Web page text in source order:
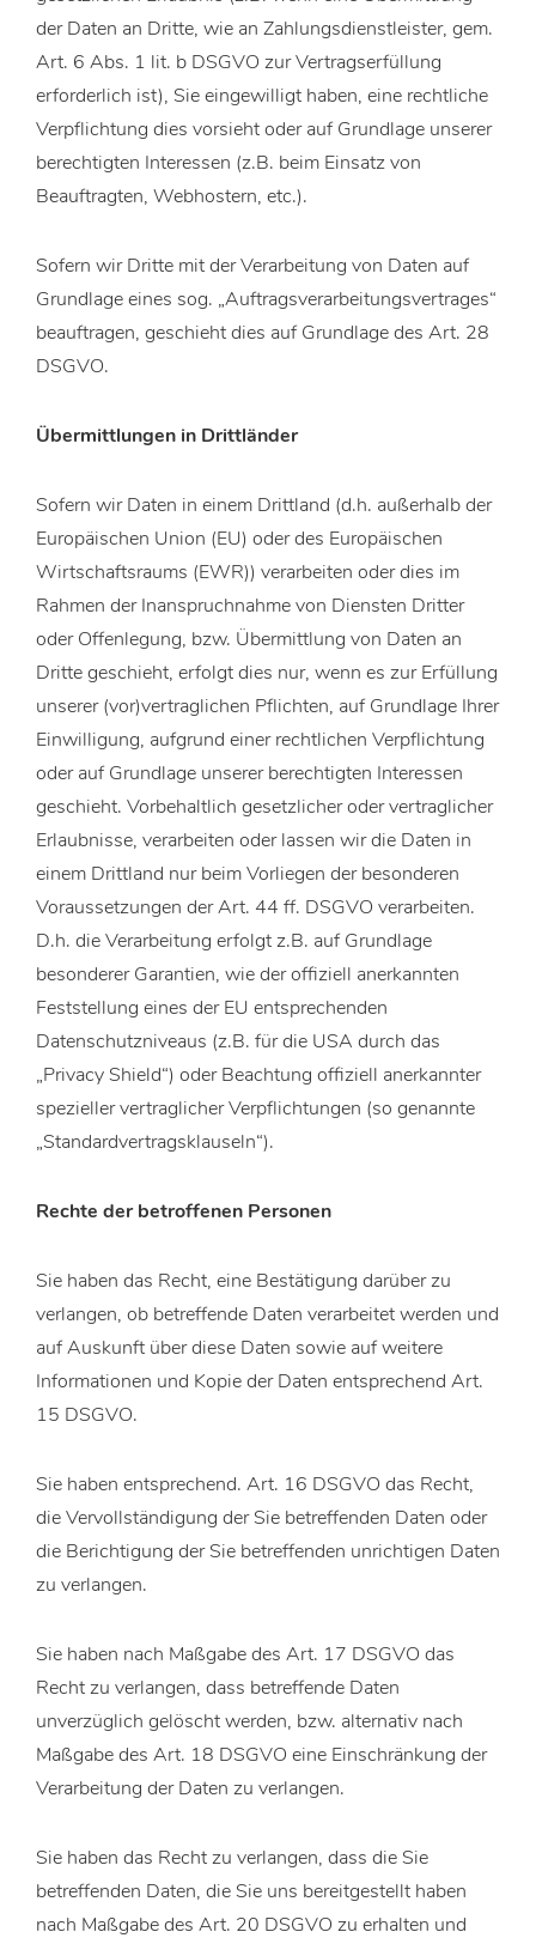
der Daten an Dritte, wie an Zahlungsdienstleister, gem.
Art. 6 Abs. 1 lit. b DSGVO zur Vertragserfüllung
erforderlich ist), Sie eingewilligt haben, eine rechtliche
Verpflichtung dies vorsieht oder auf Grundlage unserer
berechtigten Interessen (z.B. beim Einsatz von
Beauftragten, Webhostern, etc.).
Sofern wir Dritte mit der Verarbeitung von Daten auf
Grundlage eines sog. „Auftragsverarbeitungsvertrages“
beauftragen, geschieht dies auf Grundlage des Art. 28
DSGVO.
Übermittlungen in Drittländer
Sofern wir Daten in einem Drittland (d.h. außerhalb der
Europäischen Union (EU) oder des Europäischen
Wirtschaftsraums (EWR)) verarbeiten oder dies im
Rahmen der Inanspruchnahme von Diensten Dritter
oder Offenlegung, bzw. Übermittlung von Daten an
Dritte geschieht, erfolgt dies nur, wenn es zur Erfüllung
unserer (vor)vertraglichen Pflichten, auf Grundlage Ihrer
Einwilligung, aufgrund einer rechtlichen Verpflichtung
oder auf Grundlage unserer berechtigten Interessen
geschieht. Vorbehaltlich gesetzlicher oder vertraglicher
Erlaubnisse, verarbeiten oder lassen wir die Daten in
einem Drittland nur beim Vorliegen der besonderen
Voraussetzungen der Art. 44 ff. DSGVO verarbeiten.
D.h. die Verarbeitung erfolgt z.B. auf Grundlage
besonderer Garantien, wie der offiziell anerkannten
Feststellung eines der EU entsprechenden
Datenschutzniveaus (z.B. für die USA durch das
„Privacy Shield“) oder Beachtung offiziell anerkannter
spezieller vertraglicher Verpflichtungen (so genannte
„Standardvertragsklauseln“).
Rechte der betroffenen Personen
Sie haben das Recht, eine Bestätigung darüber zu
verlangen, ob betreffende Daten verarbeitet werden und
auf Auskunft über diese Daten sowie auf weitere
Informationen und Kopie der Daten entsprechend Art.
15 DSGVO.
Sie haben entsprechend. Art. 16 DSGVO das Recht,
die Vervollständigung der Sie betreffenden Daten oder
die Berichtigung der Sie betreffenden unrichtigen Daten
zu verlangen.
Sie haben nach Maßgabe des Art. 17 DSGVO das
Recht zu verlangen, dass betreffende Daten
unverzüglich gelöscht werden, bzw. alternativ nach
Maßgabe des Art. 18 DSGVO eine Einschränkung der
Verarbeitung der Daten zu verlangen.
Sie haben das Recht zu verlangen, dass die Sie
betreffenden Daten, die Sie uns bereitgestellt haben
nach Maßgabe des Art. 20 DSGVO zu erhalten und